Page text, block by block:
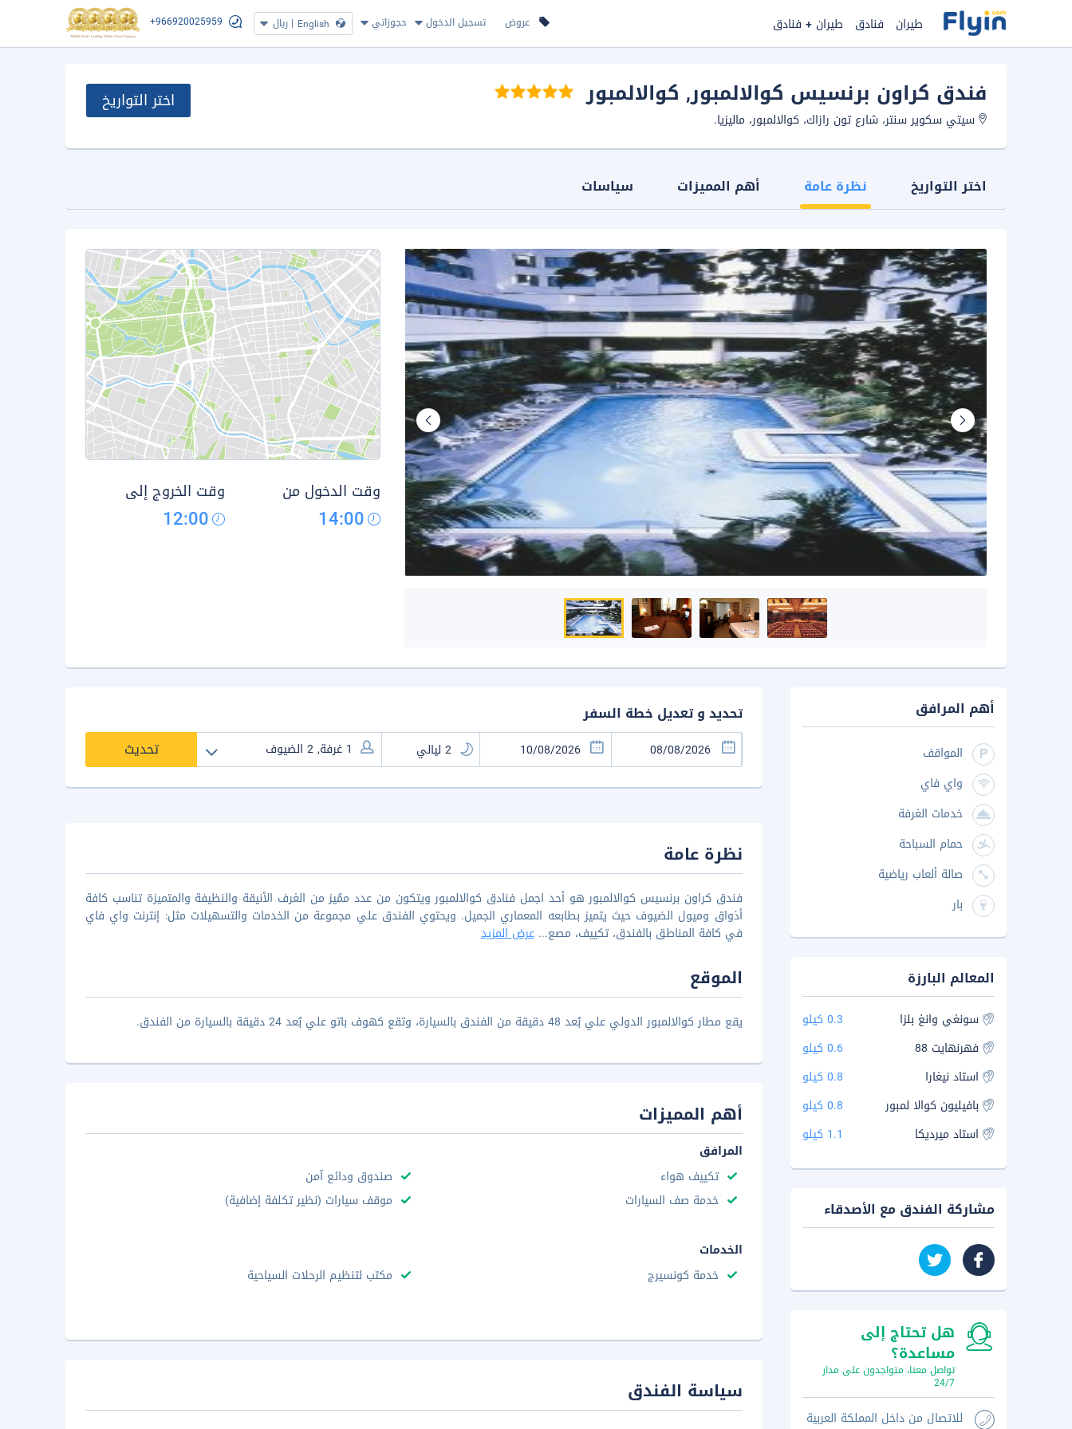
عروض تسجيل الدخول حجوزاتي English
| ريال +966920025959 طيران فنادق طيران + فنادق
فندق كراون برنسيس كوالالمبور, كوالالمبور
سيتي سكوير سنتر، شارع تون رازاك، كوالالمبور، ماليزيا.
اختر التواريخ
اختر التواريخ نظرة عامة أهم المميزات سياسات
وقت الدخول من
14:00
وقت الخروج إلى
12:00
تحديد و تعديل خطة السفر
تحديث
نظرة عامة
فندق كراون برنسيس كوالالمبور هو أحد اجمل فنادق كوالالمبور ويتكون من عدد ممُيز من الغرف الأنيقة والنظيفة والمتميزة تناسب كافة
أذواق وميول الضيوف حيث يتميز بطابعه المعماري الجميل. ويحتوي الفندق علي مجموعة من الخدمات والتسهيلات مثل: إنترنت واي فاي
في كافة المناطق بالفندق، تكييف، مصع...عرض المزيد
الموقع
يقع مطار كوالالمبور الدولي علي بُعد 48 دقيقة من الفندق بالسيارة، وتقع كهوف باتو علي بُعد 24 دقيقة بالسيارة من الفندق.
أهم المميزات
المرافق
تكييف هواء
صندوق ودائع آمن
خدمة صف السيارات
موقف سيارات (نظير تكلفة إضافية)
الخدمات
خدمة كونسيرج
مكتب لتنظيم الرحلات السياحية
سياسة الفندق
أهم المرافق
المواقف
واي فاي
خدمات الغرفة
حمام السباحة
صالة ألعاب رياضية
بار
المعالم البارزة
سونغي وانغ بلزا
0.3 كيلو
فهرنهايت 88
0.6 كيلو
استاد نيغارا
0.8 كيلو
بافيليون كوالا لمبور
0.8 كيلو
استاد ميرديكا
1.1 كيلو
مشاركة الفندق مع الأصدقاء
هل تحتاج إلى
مساعدة؟
تواصل معنا، متواجدون على مدار
24/7
للاتصال من داخل المملكة العربية